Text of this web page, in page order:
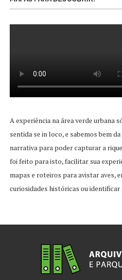
A experiência na área verde urbana
sentida se in loco, e sabemos bem
narrativa para poder capturar a
foi feito para isto, facilitar sua
mapas e roteiros para avistar aves,
curiosidades históricas ou identificar